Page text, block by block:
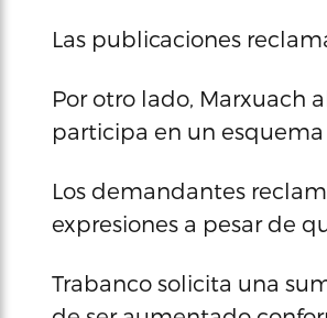
Las publicaciones
Por otro lado, Marxuach
participa en un
Los demandantes
expresiones a pesar de
Trabanco solicita una